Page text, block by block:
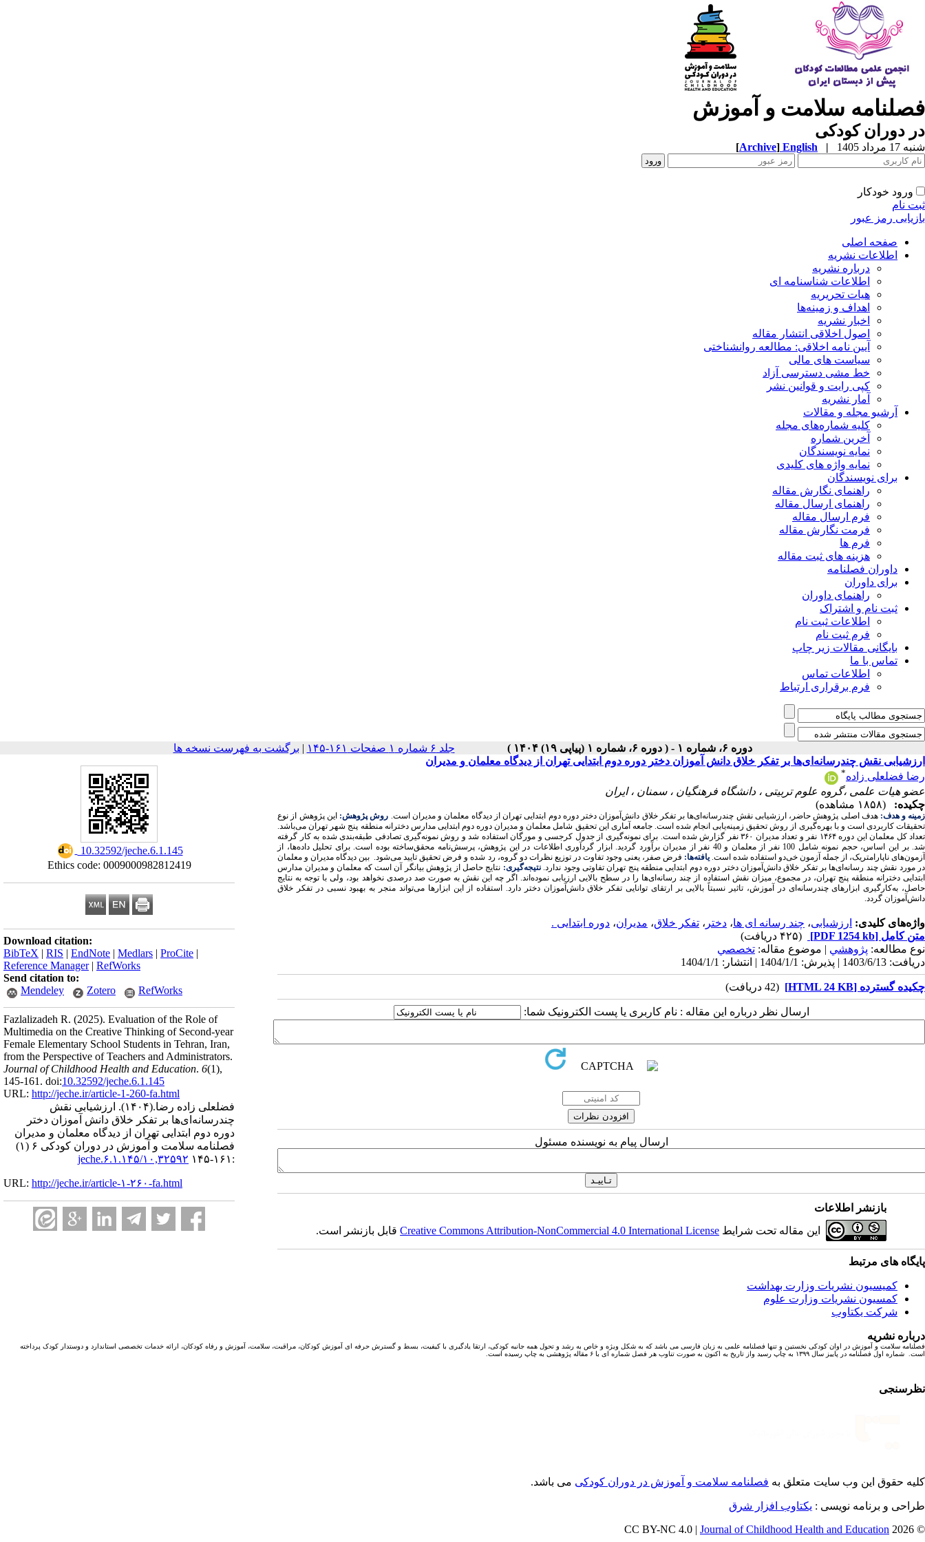
فصلنامه سلامت و آموزش
در دوران کودکی
شنبه 17 مرداد 1405 |
English
[Archive]
ورود خودکار
ثبت نام
بازیابی رمز عبور
صفحه اصلی
اطلاعات نشریه
درباره نشریه
اطلاعات شناسنامه ای
هیات تحریریه
اهداف و زمینه‌ها
اخبار نشریه
اصول اخلاقی انتشار مقاله
آیین نامه اخلاقی: مطالعه روانشناختی
سیاست های مالی
خط مشی دسترسی آزاد
کپی رایت و قوانین نشر
آمار نشریه
آرشیو مجله و مقالات
کلیه شماره‌های مجله
آخرین شماره
نمایه نویسندگان
نمایه واژه های کلیدی
برای نویسندگان
راهنمای نگارش مقاله
راهنمای ارسال مقاله
فرم ارسال مقاله
فرمت نگارش مقاله
فرم ها
هزینه های ثبت مقاله
داوران فصلنامه
برای داوران
راهنمای داوران
ثبت نام و اشتراک
اطلاعات ثبت نام
فرم ثبت نام
بایگانی مقالات زیر چاپ
تماس با ما
اطلاعات تماس
فرم برقراری ارتباط
دوره ۶، شماره ۱ - ( دوره ۶، شماره ۱ (پیاپی ۱۹) ۱۴۰۴ ) جلد ۶ شماره ۱ صفحات ۱۶۱-۱۴۵ | برگشت به فهرست نسخه ها
‎ 10.32592/jeche.6.1.145
Ethics code: 0009000982812419
Download citation:
BibTeX | RIS | EndNote | Medlars | ProCite |
Reference Manager| RefWorks
Send citation to:
Mendeley
Zotero RefWorks
Fazlalizadeh R. (2025). Evaluation of the Role of
Multimedia on the Creative Thinking of Second-year
Female Elementary School Students in Tehran, Iran,
from the Perspective of Teachers and Administrators.
Journal of Childhood Health and Education. 6(1),
145-161. doi:10.32592/jeche.6.1.145
URL: http://jeche.ir/article-1-260-fa.html
فضلعلی زاده رضا.(۱۴۰۴).
ارزشیابی نقش
چندرسانه‌ای‌ها بر تفکر خلاق دانش آموزان دختر
دوره دوم ابتدایی تهران از دیدگاه معلمان و مدیران
فصلنامه سلامت و آموزش در دوران کودکی ۶ (۱)
:۱۶۱-۱۴۵
۱۰,۳۲۵۹۲/jeche.۶.۱.۱۴۵
URL: http://jeche.ir/article-۱-۲۶۰-fa.html
ارزشیابی نقش چندرسانه‌ای‌ها بر تفکر خلاق دانش آموزان دختر دوره دوم ابتدایی تهران از دیدگاه معلمان و مدیران
رضا فضلعلی زاده*
عضو هیات علمی ،گروه علوم تربیتی ، دانشگاه فرهنگیان ، سمنان ، ایران
چکیده:
(۱۸۵۸ مشاهده)
زمینه و هدف: هدف اصلی پژوهش حاضر، ارزشیابی نقش چندرسانه‌ایها بر تفکر خلاق دانش‌آموزان دختر دوره دوم ابتدایی تهران از دیدگاه معلمان و مدیران است روش پژوهش: این پژوهش از نوع
تحقیقات کاربردی است و با بهره‌گیری از روش تحقیق زمینه‌یابی انجام شده است. جامعه آماری این تحقیق شامل معلمان و مدیران دوره دوم ابتدایی مدارس دخترانه منطقه پنج شهر تهران می‌باشد.
تعداد کل معلمان این دوره ۱۴۶۴ نفر و تعداد مدیران ۳۶۰ نفر گزارش شده است. برای نمونه‌گیری از جدول کرجسی و مورگان استفاده شد و روش نمونه‌گیری تصادفی طبقه‌بندی شده به کار گرفته
شد. بر این اساس، حجم نمونه شامل 100 نفر از معلمان و 40 نفر از مدیران برآورد گردید. ابزار گردآوری اطلاعات در این پژوهش، پرسش‌نامه محقق‌ساخته بوده است. برای تحلیل داده‌ها، از
آزمون‌های ناپارامتریک، از جمله آزمون خی‌دو استفاده شده است.یافته‌ها: فرض صفر، یعنی وجود تفاوت در توزیع نظرات دو گروه، رد شده و فرض تحقیق تایید می‌شود. بین دیدگاه مدیران و معلمان
در مورد نقش چند رسانه‌ای‌ها بر تفکر خلاق دانش‌آموزان دختر دوره دوم ابتدایی منطقه پنج تهران تفاوتی وجود ندارد نتیجه‌گیری: نتایج حاصل از پژوهش بیانگر آن است که معلمان و مدیران مدارس
ابتدایی دخترانه منطقه پنج تهران، در مجموع، میزان نقش استفاده از چند رسانه‌ای‌ها را در سطح بالایی ارزیابی نموده‌اند. اگر چه این نقش به صورت صد درصدی نخواهد بود، ولی با توجه به نتایج
حاصل، به‌کارگیری ابزارهای چندرسانه‌ای در آموزش، تاثیر نسبتاً بالایی بر ارتقای توانایی تفکر خلاق دانش‌آموزان دختر دارد. استفاده از این ابزارها می‌تواند منجر به بهبود نسبی در تفکر خلاق
دانش‌آموزان گردد.
واژه‌های کلیدی: ارزشیابی، چند رسانه ای ها، دختر ، تفکر خلاق، مدیران، دوره ابتدایی .
متن کامل [PDF 1254 kb]
(۴۲۵ دریافت)
نوع مطالعه: پژوهشي | موضوع مقاله: تخصصي
دریافت: 1403/6/13 | پذیرش: 1404/1/1 | انتشار: 1404/1/1
چکیده گسترده [HTML 24 KB] (42 دریافت)
ارسال نظر درباره این مقاله : نام کاربری یا پست الکترونیک شما:
ارسال پیام به نویسنده مسئول
بازنشر اطلاعات
این مقاله تحت شرایط Creative Commons Attribution-NonCommercial 4.0 International Licenseقابل بازنشر است.
پایگاه های مرتبط
کمیسیون نشریات وزارت بهداشت
کمسیون نشریات وزارت علوم
شرکت یکتاوب
درباره نشریه
فصلنامه سلامت و آموزش در اوان کودکی نخستین و تنها فصلنامه علمی به زبان فارسی می باشد که به شکل ویژه و خاص به رشد و تحول همه جانبه کودکی، ارتقا یادگیری با کیفیت، بسط و گسترش حرفه ای آموزش کودکان، مراقبت، سلامت، آموزش و رفاه کودکان، ارائه خدمات تخصصی استاندارد و دوستدار کودک پرداخته
است. شماره اول فصلنامه در پاییز سال ۱۳۹۹ به چاپ رسید واز تاریخ به اکنون به صورت تناوب هر فصل شماره ای با ۶ مقاله پژوهشی به چاپ رسیده است.
نظرسنجی
کلیه حقوق این وب سایت متعلق به فصلنامه سلامت و آموزش در دوران کودکی می باشد.
طراحی و برنامه نویسی : یکتاوب افزار شرق
© 2026 CC BY-NC 4.0 |
Journal of Childhood Health and Education